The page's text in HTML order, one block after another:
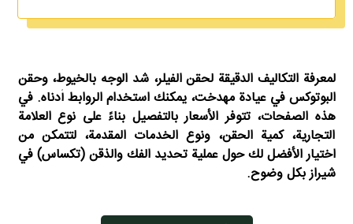
لمعرفة التكاليف الدقيقة لحقن الفيلر، شد الوجه بالخيوط، وحقن
البوتوكس في عيادة مهدخت، يمكنك استخدام الروابط أدناه. في
هذه الصفحات، تتوفر الأسعار بالتفصيل بناءً على نوع العلامة
التجارية، كمية الحقن، ونوع الخدمات المقدمة، لتتمكن من
اختيار الأفضل لك حول عملية تحديد الفك والذقن (تكساس) في
شيراز بكل وضوح.